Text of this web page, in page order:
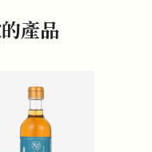
產品